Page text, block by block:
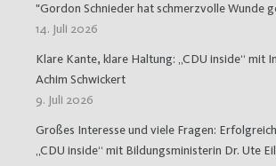
"Gordon Schnieder hat schmerzvolle Wunde
14. Juli 2026
Klare Kante, klare Haltung: „CDU inside“ mit
Achim Schwickert
9. Juli 2026
Großes Interesse und viele Fragen:
„CDU inside“ mit Bildungsministerin Dr. Ute